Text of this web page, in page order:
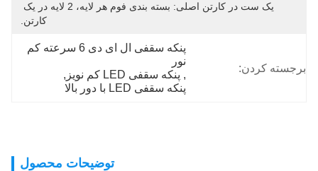
یک ست در کارتن اصلی: بسته بندی فوم هر لایه، 2 لایه در یک
کارتن.
برجسته کردن:
پنکه سقفی ال ای دی 6 سرعته کم
نور
, پنکه سقفی LED کم نویز
,
پنکه سقفی LED با دور بالا
توضیحات محصول